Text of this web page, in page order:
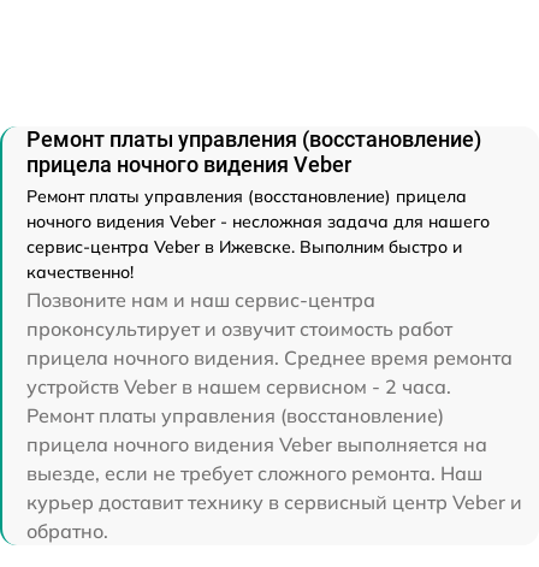
Ремонт платы управления (восстановление)
прицела ночного видения Veber
Ремонт платы управления (восстановление) прицела
ночного видения Veber - несложная задача для нашего
сервис-центра Veber в Ижевске. Выполним быстро и
качественно!
Позвоните нам и наш сервис-центра
проконсультирует и озвучит стоимость работ
прицела ночного видения. Среднее время ремонта
устройств Veber в нашем сервисном - 2 часа.
Ремонт платы управления (восстановление)
прицела ночного видения Veber выполняется на
выезде, если не требует сложного ремонта. Наш
курьер доставит технику в сервисный центр Veber и
обратно.